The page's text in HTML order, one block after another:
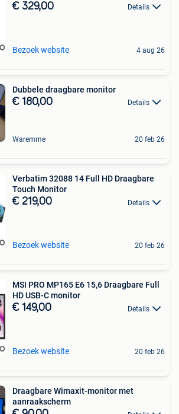
€ 329,00 Details
Bezoek website 4 aug 26
Dubbele draagbare monitor
€ 180,00 Details
Waremme 20 feb 26
Verbatim 32088 14 Full HD Draagbare
Touch Monitor
€ 219,00 Details
Bezoek website 20 feb 26
MSI PRO MP165 E6 15,6 Draagbare Full
HD USB-C monitor
€ 149,00 Details
Bezoek website 20 feb 26
Draagbare Wimaxit-monitor met
aanraakscherm